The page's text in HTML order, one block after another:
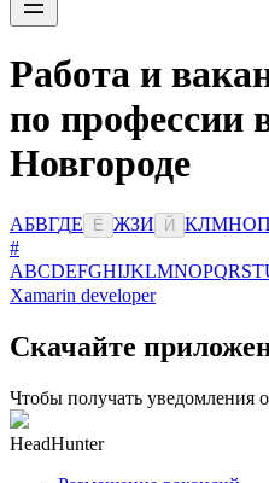
Работа и
по профессии
Новгороде
АБВГДЕ Ё ЖЗИ Й КЛМНОП
#
ABCDEFGHIJKLMNOPQRST
Xamarin developer
Скачайте
Чтобы получать уведомления
HeadHunter